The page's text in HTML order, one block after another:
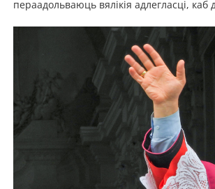
пераадольваюць вялікія адлегласці,